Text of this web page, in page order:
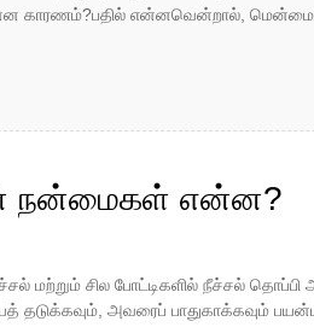
என்னவென்றால், மென்மையான
நன்மைகள் என்ன?
மற்றும் சில போட்டிகளில் நீச்சல்
அவரைப் பாதுகாக்கவும்